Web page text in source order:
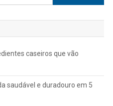
por:
caseiros que vão
saudável e duradouro em 5